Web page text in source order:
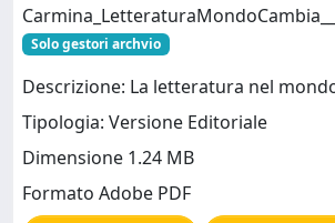
Solo gestori archvio
Descrizione: La letteratura nel
Tipologia: Versione Editoriale
Dimensione 1.24 MB
Formato Adobe PDF